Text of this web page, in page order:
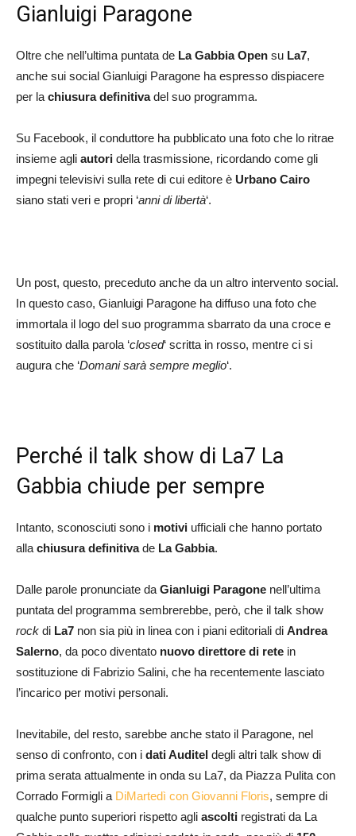
Gianluigi Paragone
Oltre che nell’ultima puntata de La Gabbia Open su La7,
anche sui social Gianluigi Paragone ha espresso dispiacere
per la chiusura definitivadel suo programma.
Su Facebook, il conduttore ha pubblicato una foto che lo ritrae
insieme agli autori della trasmissione, ricordando come gli
impegni televisivi sulla rete di cui editore è Urbano Cairo
siano stati veri e propri ‘anni di libertà‘.
Un post, questo, preceduto anche da un altro intervento social.
In questo caso, Gianluigi Paragone ha diffuso una foto che
immortala il logo del suo programma sbarrato da una croce e
sostituito dalla parola ‘closed‘ scritta in rosso, mentre ci si
augura che ‘Domani sarà sempre meglio‘.
Perché il talk show di La7 La
Gabbia chiude per sempre
Intanto, sconosciuti sono i motivi ufficiali che hanno portato
alla chiusura definitivade La Gabbia.
Dalle parole pronunciate da Gianluigi Paragone nell’ultima
puntata del programma sembrerebbe, però, che il talk show
rock di La7 non sia più in linea con i piani editoriali di Andrea
Salerno, da poco diventato nuovo direttore di rete in
sostituzione di Fabrizio Salini, che ha recentemente lasciato
l’incarico per motivi personali.
Inevitabile, del resto, sarebbe anche stato il Paragone, nel
senso di confronto, con i dati Auditel degli altri talk show di
prima serata attualmente in onda su La7, da Piazza Pulita con
Corrado Formigli a DiMartedì con Giovanni Floris, sempre di
qualche punto superiori rispetto agli ascolti registrati da La